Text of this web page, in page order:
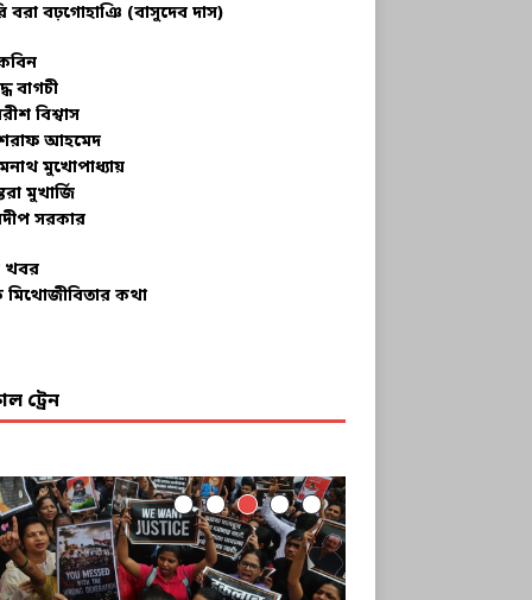
বরা বঢ়গোহাঞি (বাসুদেব দাস)
বাগচী
বিশ্বাস
আহমেদ
মুখোপাধ্যায়
মুখার্জি
সরকার
খবর
কথা
ট্রেন